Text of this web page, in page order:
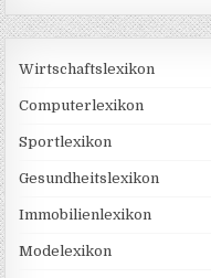
Wirtschaftslexikon
Computerlexikon
Sportlexikon
Gesundheitslexikon
Immobilienlexikon
Modelexikon